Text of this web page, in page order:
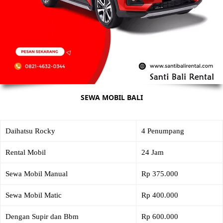
SEWA MOBIL BALI
Daihatsu Rocky 4 Penumpang
Rental Mobil 24 Jam
Sewa Mobil Manual Rp 375.000
Sewa Mobil Matic Rp 400.000
Dengan Supir dan Bbm Rp 600.000